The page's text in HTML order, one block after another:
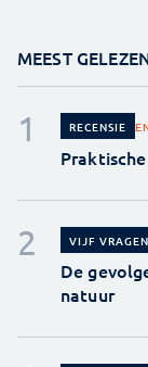
MEEST
RECENSIE
VIJF
De
natuur